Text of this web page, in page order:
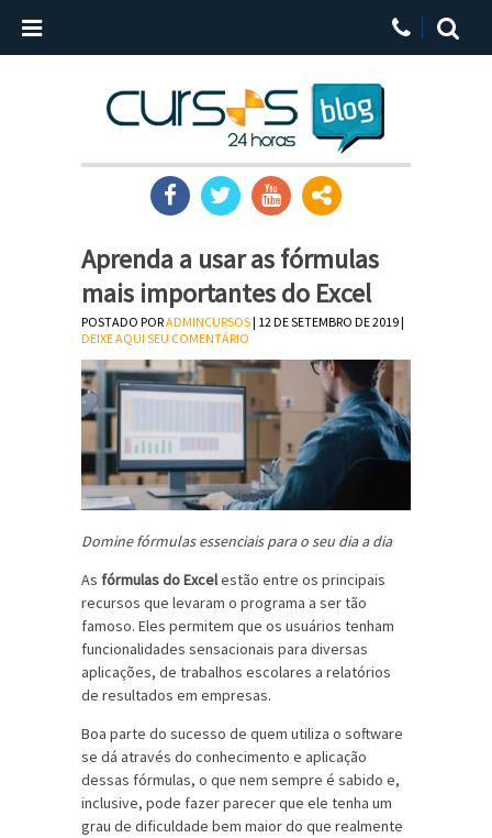
Aprenda a usar as fórmulas
mais importantes do Excel
POSTADO PORADMINCURSOS| 12 DE SETEMBRO DE 2019 |
DEIXE AQUI SEU COMENTÁRIO
Domine fórmulas essenciais para o seu dia a dia
As fórmulas do Excelestão entre os principais
recursos que levaram o programa a ser tão
famoso. Eles permitem que os usuários tenham
funcionalidades sensacionais para diversas
aplicações, de trabalhos escolares a relatórios
de resultados em empresas.
Boa parte do sucesso de quem utiliza o software
se dá através do conhecimento e aplicação
dessas fórmulas, o que nem sempre é sabido e,
inclusive, pode fazer parecer que ele tenha um
grau de dificuldade bem maior do que realmente